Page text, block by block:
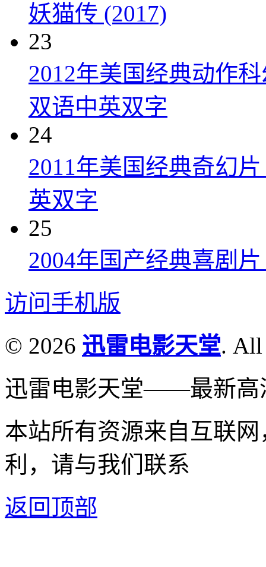
妖猫传 (2017)
23
2012年美国经典动作
双语中英双字
24
2011年美国经典奇幻
英双字
25
2004年国产经典喜剧
访问手机版
© 2026 迅雷电影天堂. All
迅雷电影天堂——最新高
本站所有资源来自互联
利，请与我们联系
返回顶部